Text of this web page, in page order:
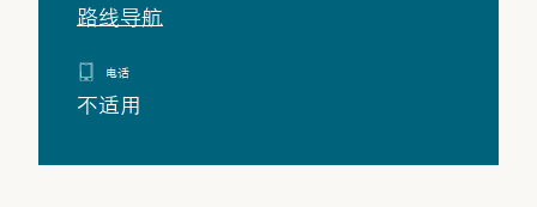
路线导航
电话
不适用